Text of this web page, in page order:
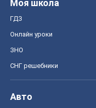
Моя школа
ГДЗ
Онлайн уроки
ЗНО
СНГ решебники
Авто